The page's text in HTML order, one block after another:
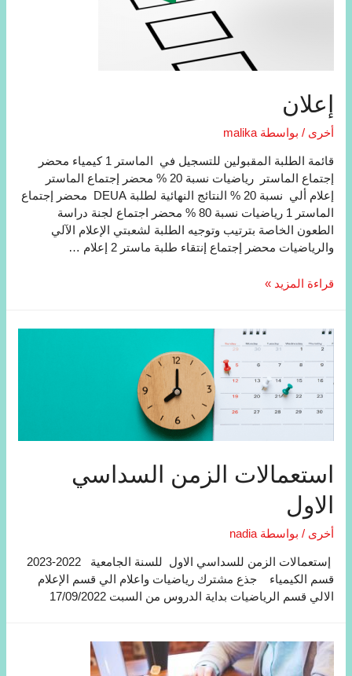
إعلان
أخرى / بواسطة malika
قائمة الطلبة المقبولين للتسجيل في الماستر 1 كيمياء محضر
إجتماع الماستر رياضيات نسبة 20 % محضر إجتماع الماستر
إعلام ألي نسبة 20 % النتائج النھائیة لطلبة DEUA محضر إجتماع
الماستر 1 رياضيات نسبة 80 % محضر اجتماع لجنة دراسة
الطعون الخاصة بترتیب وتوجیه الطلبة لشعبتي الإعلام الآلي
والریاضیات محضر إجتماع إنتقاء طلبة ماستر 2 إعلام …
إعلان
قراءة المزيد »
استعمالات الزمن السداسي
الاول
أخرى / بواسطة nadia
إستعمالات الزمن للسداسي الاول للسنة الجامعية 2022-2023
قسم الكيمياء جذع مشترك رياضيات واعلام الي قسم الإعلام
الالي قسم الرياضيات بداية الدروس من السبت 17/09/2022